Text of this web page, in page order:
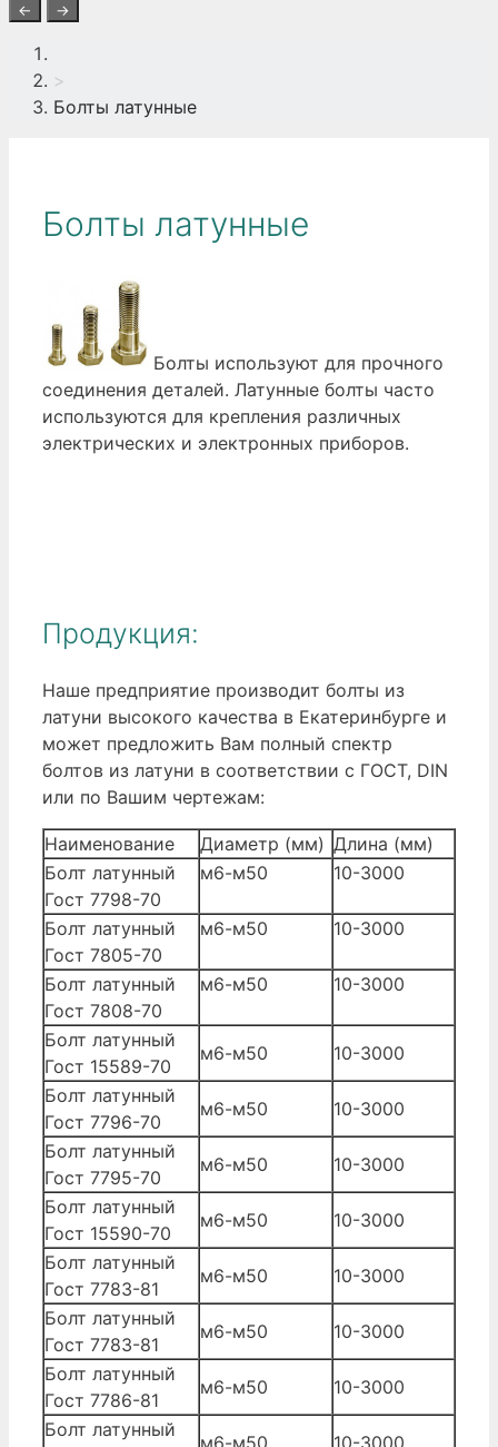
← →
>
Болты латунные
Болты латунные
Болты используют для прочного
соединения деталей. Латунные болты часто
используются для крепления различных
электрических и электронных приборов.
Продукция:
Наше предприятие производит болты из
латуни высокого качества в Екатеринбурге и
может предложить Вам полный спектр
болтов из латуни в соответствии с ГОСТ, DIN
или по Вашим чертежам:
Наименование Диаметр (мм) Длина (мм)
Болт латунный
Гост 7798-70
м6-м50 10-3000
Болт латунный
Гост 7805-70
м6-м50 10-3000
Болт латунный
Гост 7808-70
м6-м50 10-3000
Болт латунный
Гост 15589-70
м6-м50
10-3000
Болт латунный
Гост 7796-70
м6-м50
10-3000
Болт латунный
Гост 7795-70
м6-м50
10-3000
Болт латунный
Гост 15590-70
м6-м50
10-3000
Болт латунный
Гост 7783-81
м6-м50
10-3000
Болт латунный
Гост 7783-81
м6-м50
10-3000
Болт латунный
Гост 7786-81
м6-м50
10-3000
Болт латунный